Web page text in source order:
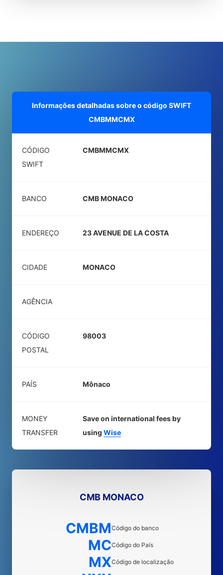
Informações detalhadas sobre o código SWIFT
CMBMMCMX
CÓDIGO
SWIFT
CMBMMCMX
BANCO CMB MONACO
ENDEREÇO 23 AVENUE DE LA COSTA
CIDADE MONACO
AGÊNCIA
CÓDIGO
POSTAL
98003
PAÍS Mônaco
MONEY
TRANSFER
Save on international fees by
using Wise
CMB MONACO
CMBMCódigo do banco
MCCódigo do País
MXCódigo de localização